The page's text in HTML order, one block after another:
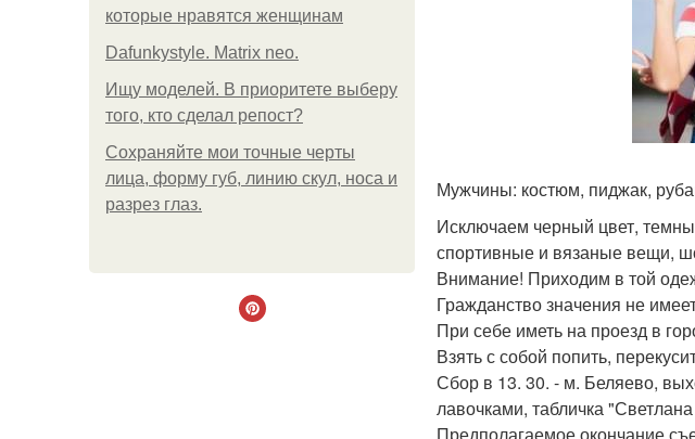
которые нравятся женщинам
Dafunkystyle. Matrix neo.
Ищу моделей. В приоритете выберу
того, кто сделал репост?
Сохраняйте мои точные черты
лица, форму губ, линию скул, носа и
разрез глаз.
Мужчины: костюм, пиджак,
Исключаем черный цвет,
спортивные и вязаные вещи,
Внимание! Приходим в той
Гражданство значения не
При себе иметь на проезд в
Взять с собой попить,
Сбор в 13. 30. - м. Беляево,
лавочками, табличка